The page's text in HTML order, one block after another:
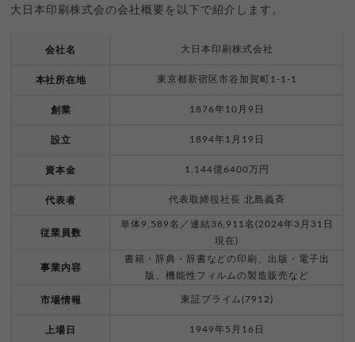
大日本印刷株式会の会社概要を以下で紹介します。
会社名 大日本印刷株式会社
本社所在地 東京都新宿区市谷加賀町1-1-1
創業 1876年10月9日
設立 1894年1月19日
資本金 1,144億6400万円
代表者 代表取締役社長 北島義斉
従業員数
単体9,589名／連結36,911名(2024年3月31日
現在)
事業内容
書籍・辞典・辞書などの印刷、出版・電子出
版、機能性フィルムの製造販売など
市場情報 東証プライム(7912)
上場日 1949年5月16日